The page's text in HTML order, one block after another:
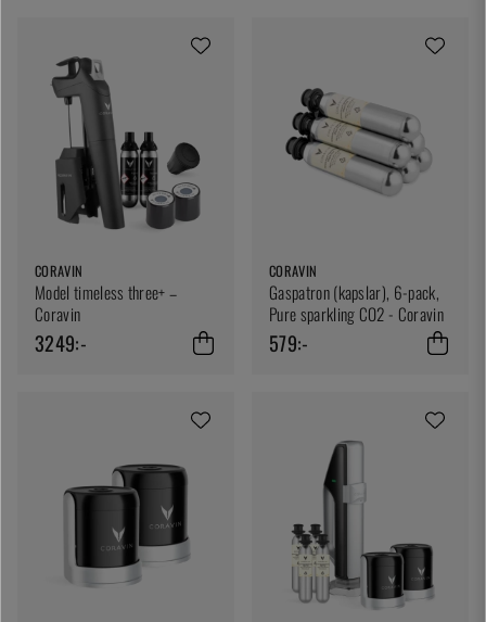
CORAVIN
Model timeless three+ –
Coravin
3249:-
CORAVIN
Gaspatron (kapslar), 6-pack,
Pure sparkling CO2 - Coravin
579:-